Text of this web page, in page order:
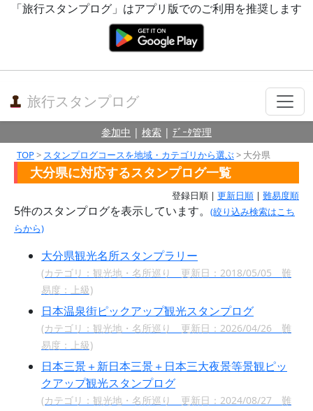
「旅行スタンプログ」はアプリ版でのご利用を推奨します
旅行スタンプログ
参加中 | 検索 | ﾃﾞｰﾀ管理
TOP> スタンプログコースを地域・カテゴリから選ぶ> 大分県
大分県に対応するスタンプログ一覧
登録日順 | 更新日順 | 難易度順
5件のスタンプログを表示しています。
(絞り込み検索はこち
らから)
大分県観光名所スタンプラリー
(カテゴリ：観光地・名所巡り 更新日：2018/05/05 難
易度：上級)
日本温泉街ピックアップ観光スタンプログ
(カテゴリ：観光地・名所巡り 更新日：2026/04/26 難
易度：上級)
日本三景＋新日本三景＋日本三大夜景等景観ピッ
クアップ観光スタンプログ
(カテゴリ：観光地・名所巡り 更新日：2024/08/27 難